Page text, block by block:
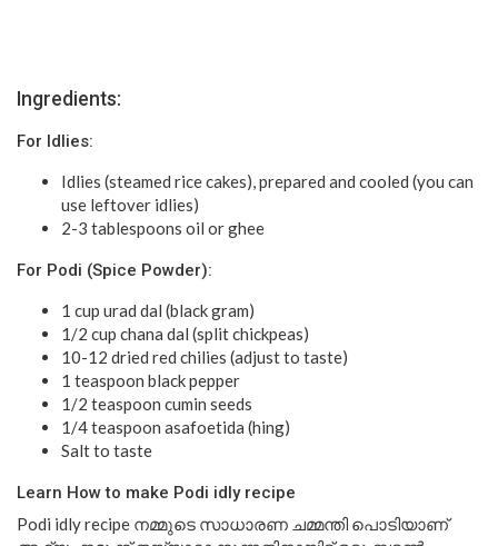
Ingredients:
For Idlies:
Idlies (steamed rice cakes), prepared and cooled (you can
use leftover idlies)
2-3 tablespoons oil or ghee
For Podi (Spice Powder):
1 cup urad dal (black gram)
1/2 cup chana dal (split chickpeas)
10-12 dried red chilies (adjust to taste)
1 teaspoon black pepper
1/2 teaspoon cumin seeds
1/4 teaspoon asafoetida (hing)
Salt to taste
Learn How to make Podi idly recipe
Podi idly recipe നമ്മുടെ സാധാരണ ചമ്മന്തി പൊടിയാണ്